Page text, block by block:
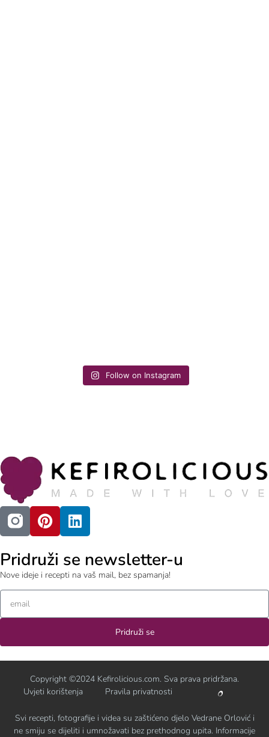
Follow on Instagram
Pridruži se newsletter-u
Nove ideje i recepti na vaš mail, bez spamanja!
Pridruži se
Copyright ©2024 Kefirolicious.com. Sva prava pridržana.
Uvjeti korištenja
Pravila privatnosti
Svi recepti, fotografije i videa su zaštićeno djelo Vedrane Orlović i
ne smiju se dijeliti i umnožavati bez prethodnog upita. Informacije